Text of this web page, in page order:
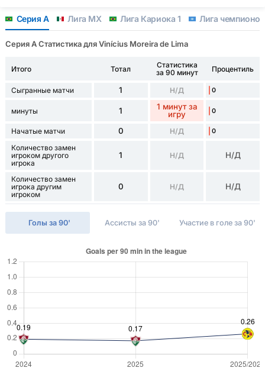
Серия А Лига МХ Лига Кариока 1 Лига
Серия А Статистика для Vinícius Moreira de Lima
Итого Тотал
Статистика
за 90 минут
Процентиль
Сыгранные матчи 1 Н/Д 0
минуты 1
1 минут за
игру
0
Начатые матчи 0 Н/Д 0
Количество замен
игроком другого
игрока
1 Н/Д Н/Д
Количество замен
игрока другим
игроком
0 Н/Д Н/Д
Голы за 90' Ассисты за 90' Участие в голе за 90'